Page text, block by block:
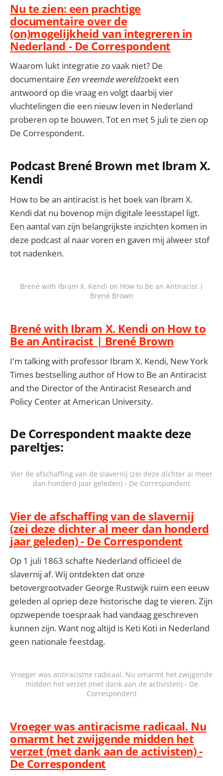
Nu te zien: een prachtige
documentaire over de
(on)mogelijkheid van integreren in
Nederland - De Correspondent
Waarom lukt integratie zo vaak niet? De
documentaire Een vreemde wereldzoekt een
antwoord op die vraag en volgt daarbij vier
vluchtelingen die een nieuw leven in Nederland
proberen op te bouwen. Tot en met 5 juli te zien op
De Correspondent.
Podcast Brené Brown met Ibram X.
Kendi
How to be an antiracist is het boek van Ibram X.
Kendi dat nu bovenop mijn digitale leesstapel ligt.
Een aantal van zijn belangrijkste inzichten komen in
deze podcast al naar voren en gaven mij alweer stof
tot nadenken.
Brené with Ibram X. Kendi on How to Be an Antiracist |
Brené Brown
Brené with Ibram X. Kendi on How to
Be an Antiracist | Brené Brown
I'm talking with professor Ibram X. Kendi, New York
Times bestselling author of How to Be an Antiracist
and the Director of the Antiracist Research and
Policy Center at American University.
De Correspondent maakte deze
pareltjes:
Vier de afschaffing van de slavernij (zei deze dichter al meer
dan honderd jaar geleden) - De Correspondent
Vier de afschaffing van de slavernij
(zei deze dichter al meer dan honderd
jaar geleden) - De Correspondent
Op 1 juli 1863 schafte Nederland officieel de
slavernij af. Wij ontdekten dat onze
betovergrootvader George Rustwijk ruim een eeuw
geleden al opriep deze historische dag te vieren. Zijn
opzwepende toespraak had vandaag geschreven
kunnen zijn. Want nog altijd is Keti Koti in Nederland
geen nationale feestdag.
Vroeger was antiracisme radicaal. Nu omarmt het zwijgende
midden het verzet (met dank aan de activisten) - De
Correspondent
Vroeger was antiracisme radicaal. Nu
omarmt het zwijgende midden het
verzet (met dank aan de activisten) -
De Correspondent